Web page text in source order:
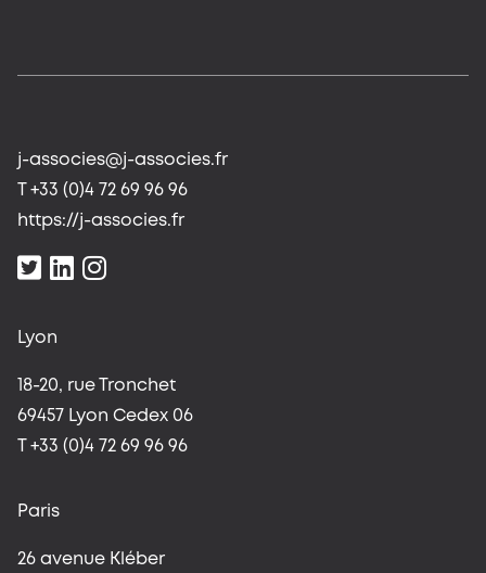
j-associes@j-associes.fr
T +33 (0)4 72 69 96 96
https://j-associes.fr
Lyon
18-20, rue Tronchet
69457 Lyon Cedex 06
T +33 (0)4 72 69 96 96
Paris
26 avenue Kléber